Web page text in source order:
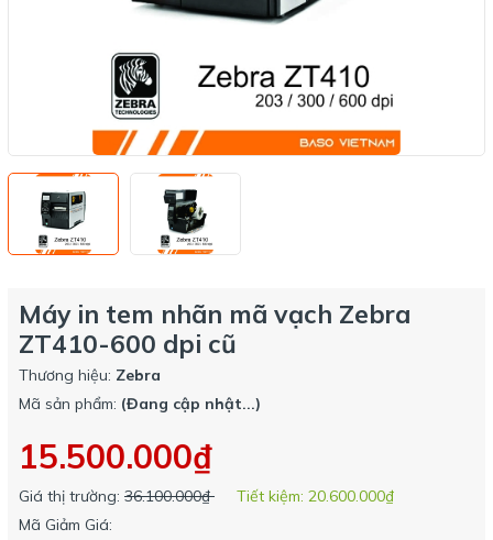
Máy in tem nhãn mã vạch Zebra
ZT410-600 dpi cũ
Thương hiệu: Zebra
Mã sản phẩm: (Đang cập nhật...)
15.500.000₫
Giá thị trường: 36.100.000₫ Tiết kiệm: 20.600.000₫
Mã Giảm Giá: